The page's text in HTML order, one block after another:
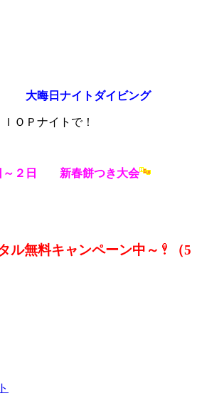
大晦日ナイトダイビング
ＯＰナイトで！
～２日 新春餅つき大会
ル無料キャンペーン中～
（5